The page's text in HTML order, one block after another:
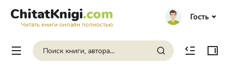
ChitatKnigi.com
Читать книги онлайн полностью
Гость